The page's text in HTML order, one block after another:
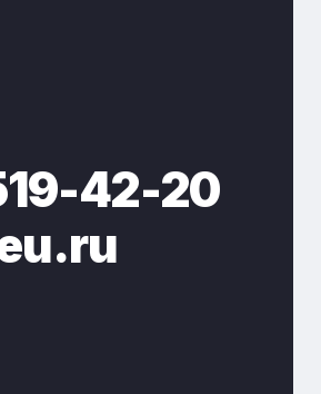
— ПОМОЩНИК КГЭУ
42-20